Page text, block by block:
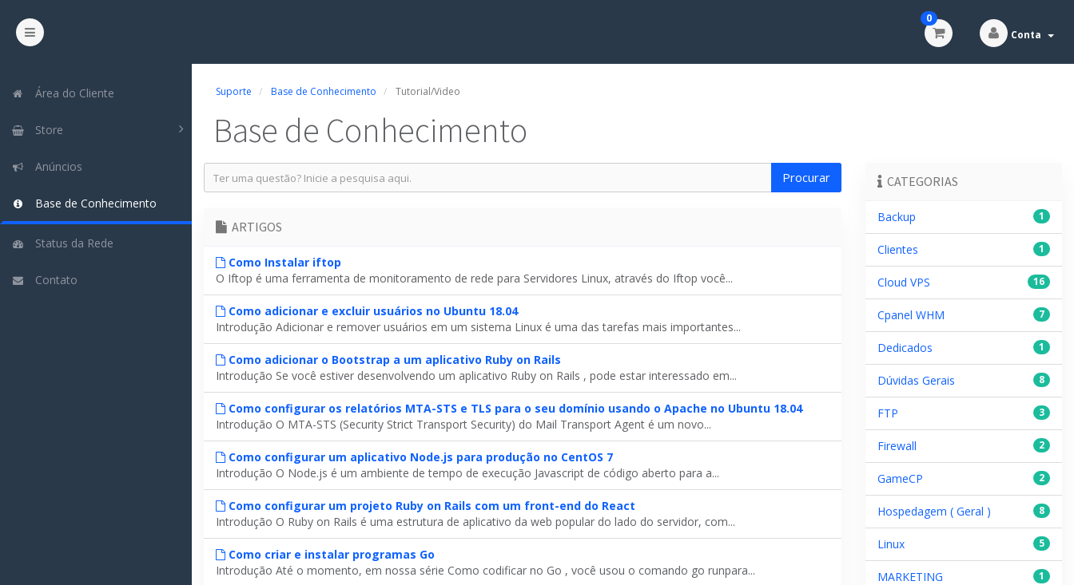
0
Conta
Área do Cliente
Store
Anúncios
Base de Conhecimento
Status da Rede
Contato
Suporte Base de Conhecimento Tutorial/Video
Base de Conhecimento
CATEGORIAS
1
Backup
1
Clientes
16
Cloud VPS
7
Cpanel WHM
1
Dedicados
8
Dúvidas Gerais
3
FTP
2
Firewall
2
GameCP
8
Hospedagem ( Geral )
5
Linux
1
MARKETING
ARTIGOS
Como Instalar iftop
O Iftop é uma ferramenta de monitoramento de rede para Servidores Linux, através do Iftop você...
Como adicionar e excluir usuários no Ubuntu 18.04
Introdução Adicionar e remover usuários em um sistema Linux é uma das tarefas mais importantes...
Como adicionar o Bootstrap a um aplicativo Ruby on Rails
Introdução Se você estiver desenvolvendo um aplicativo Ruby on Rails , pode estar interessado em...
Como configurar os relatórios MTA-STS e TLS para o seu domínio usando o Apache no Ubuntu 18.04
Introdução O MTA-STS (Security Strict Transport Security) do Mail Transport Agent é um novo...
Como configurar um aplicativo Node.js para produção no CentOS 7
Introdução O Node.js é um ambiente de tempo de execução Javascript de código aberto para a...
Como configurar um projeto Ruby on Rails com um front-end do React
Introdução O Ruby on Rails é uma estrutura de aplicativo da web popular do lado do servidor, com...
Como criar e instalar programas Go
Introdução Até o momento, em nossa série Como codificar no Go , você usou o comando go runpara...